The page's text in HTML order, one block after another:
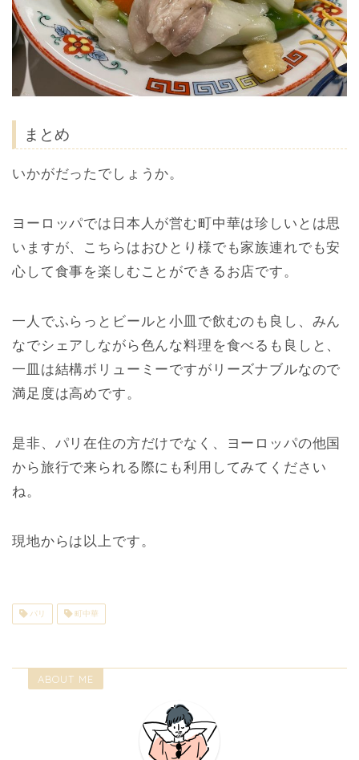
まとめ
いかがだったでしょうか。
ヨーロッパでは日本人が営む町中華は珍しいとは思
いますが、こちらはおひとり様でも家族連れでも安
心して食事を楽しむことができるお店です。
一人でふらっとビールと小皿で飲むのも良し、みん
なでシェアしながら色んな料理を食べるも良しと、
一皿は結構ボリューミーですがリーズナブルなので
満足度は高めです。
是非、パリ在住の方だけでなく、ヨーロッパの他国
から旅行で来られる際にも利用してみてください
ね。
現地からは以上です。
パリ 町中華
ABOUT ME